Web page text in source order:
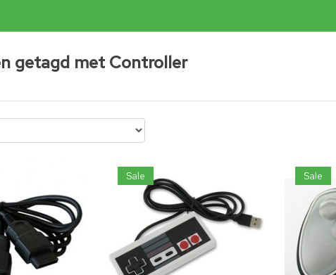
getagd met Controller
Sale Sale